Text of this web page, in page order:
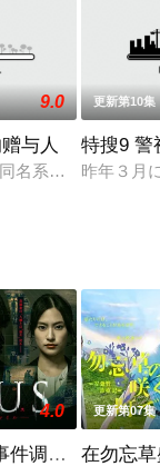
件专职班为原型
9.0
与人
名系列小说，主角
更新第10集
特搜9 警
昨年３月
4.0
件调查档案
更新第07集
在勿忘